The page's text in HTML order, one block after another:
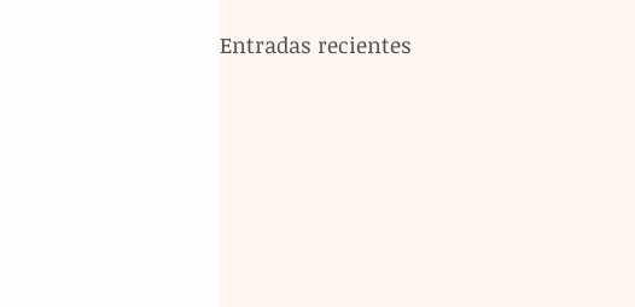
Entradas recientes